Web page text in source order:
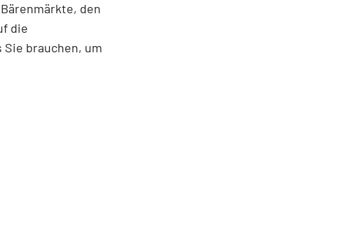
den
die
Sie brauchen, um